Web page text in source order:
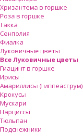
Хризантема в горшке
Роза в горшке
Такка
Сенполия
Фиалка
Луковичные цветы
Все Луковичные цветы
Гиацинт в горшке
Ирисы
Амариллисы (Гиппеаструм)
Крокусы
Мускари
Нарциссы
Тюльпан
Подснежники